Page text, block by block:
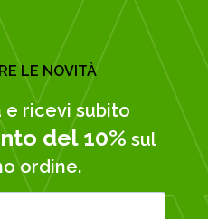
LE NOVITÀ
e ricevi subito
del 10% sul
ordine.